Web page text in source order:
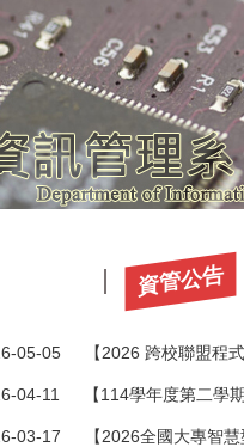
資管公告
05-05 【2026 跨校聯盟程
04-11 【114學年度第二學
03-17 【2026全國大專智